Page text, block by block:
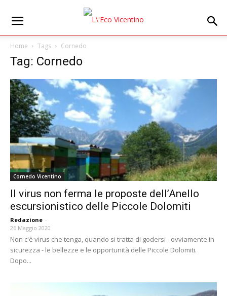
Home Tags Cornedo
Tag: Cornedo
Cornedo Vicentino
Il virus non ferma le proposte dell’Anello
escursionistico delle Piccole Dolomiti
Redazione -
26 Maggio 2020
Non c'è virus che tenga, quando si tratta di godersi - ovviamente in
sicurezza - le bellezze e le opportunità delle Piccole Dolomiti.
Dopo...